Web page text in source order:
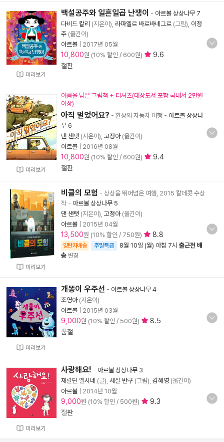
미리보기
백설공주와 일흔일곱 난쟁이 - 아르볼 상상나무 7
다비드 칼리 (지은이), 라파엘르 바르바네그르 (그림), 이정
주 (옮긴이)
아르볼
2017년 05월
10,800원 (10% 할인 / 600원)
9.6
절판
미리보기
여름을 담은 그림책 + 티셔츠(대상도서 포함 국내서 2만원
이상)
아직 멀었어요? - 환상의 자동차 여행 - 아르볼 상상나
무 6
댄 샌탯 (지은이), 고정아(옮긴이)
아르볼
2016년 08월
10,800원 (10% 할인 / 600원)
9.4
절판
미리보기
비클의 모험 - 상상을 뛰어넘은 여행, 2015 칼데콧 수상
작 - 아르볼 상상나무 5
댄 샌탯 (지은이), 고정아(옮긴이)
아르볼
2015년 04월
13,500원 (10% 할인 / 750원) 8.8
양탄자배송 주말특급 8월 10일 (월) 아침 7시 출근전 배
송 변경
미리보기
개똥이 우주선 - 아르볼 상상나무 4
조영아(지은이)
아르볼
2015년 03월
9,000원 (10% 할인 / 500원)
8.5
품절
미리보기
사랑해요! - 아르볼 상상나무 3
제랄딘 엘시네 (글), 세실 반구 (그림), 김혜영 (옮긴이)
아르볼
2014년 10월
9,000원 (10% 할인 / 500원)
9.3
절판